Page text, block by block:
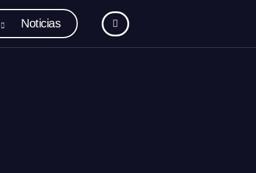
Noticias